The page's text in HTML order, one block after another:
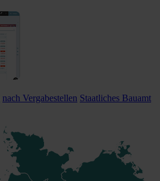
nach Vergabestellen Staatliches Bauamt